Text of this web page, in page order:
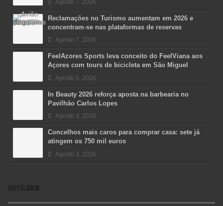
Agosto 7, 2026
Reclamações no Turismo aumentam em 2026 e
concentram-se nas plataformas de reservas
Agosto 7, 2026
FeelAzores Sports leva conceito do FeelViana aos
Açores com tours de bicicleta em São Miguel
Agosto 5, 2026
In Beauty 2026 reforça aposta na barbearia no
Pavilhão Carlos Lopes
Agosto 3, 2026
Concelhos mais caros para comprar casa: sete já
atingem os 750 mil euros
Agosto 3, 2026
HOTELARIA